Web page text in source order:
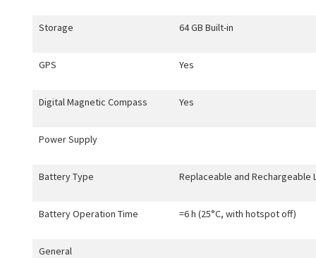
Storage 64 GB Built-in
GPS Yes
Digital Magnetic Compass Yes
Power Supply
Battery Type Replaceable and Rechargeable
Battery Operation Time =6 h (25°C, with hotspot off)
General